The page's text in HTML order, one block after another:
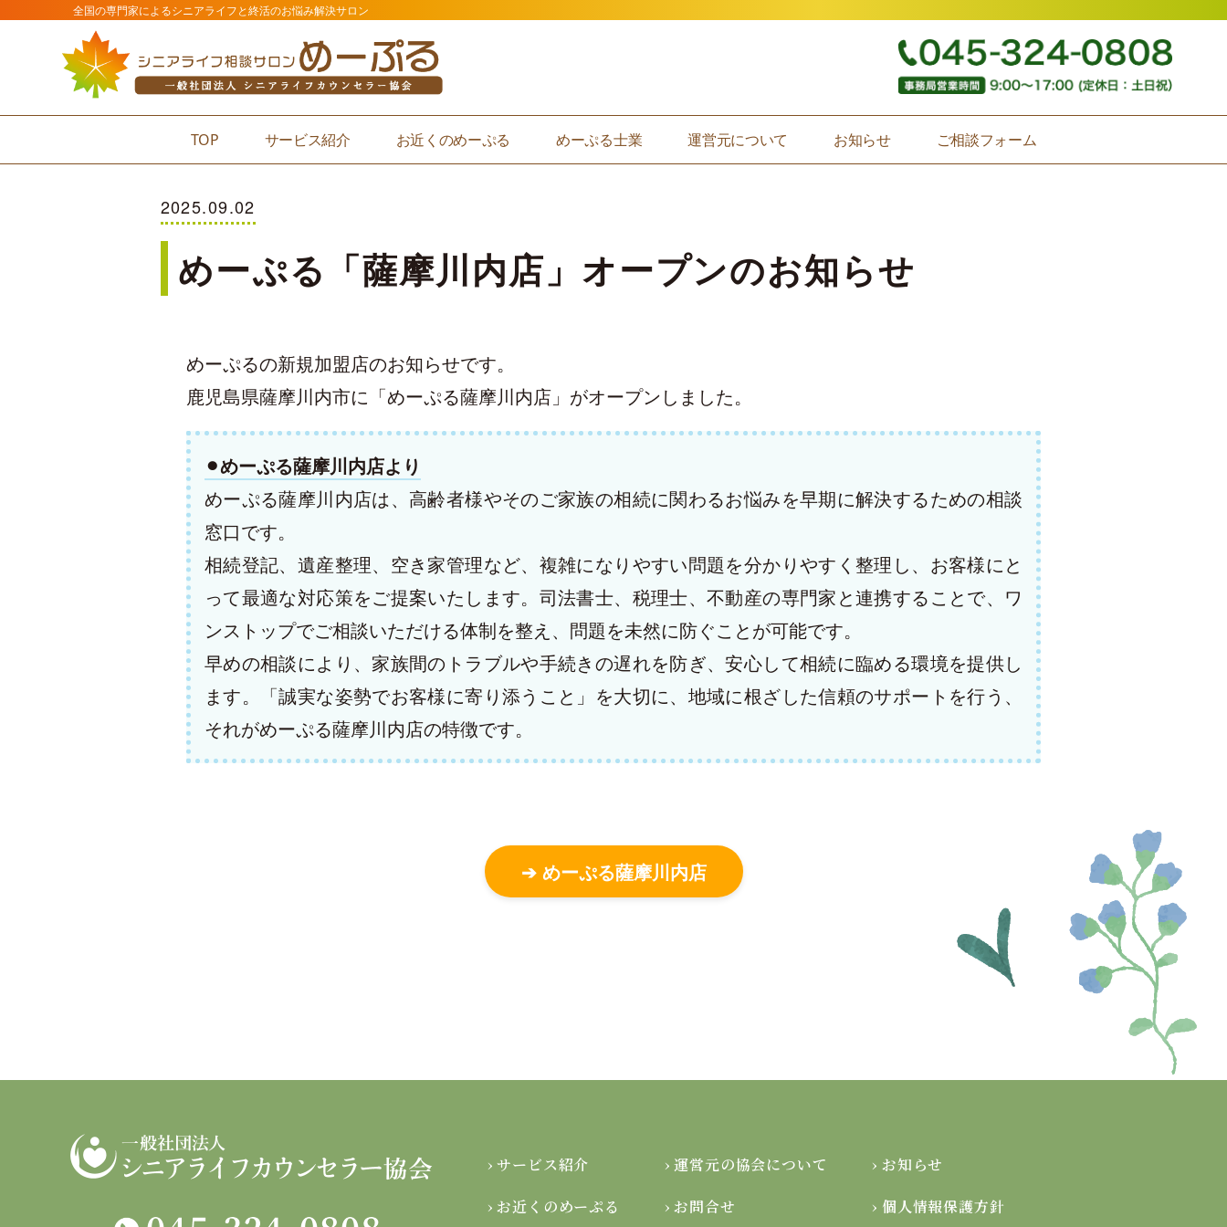
全国の専門家によるシニアライフと終活のお悩み解決サロン
TOP サービス紹介 お近くのめーぷる めーぷる士業 運営元について お知らせ ご相談フォーム
2025.09.02
めーぷる「薩摩川内店」オープンのお知らせ
めーぷるの新規加盟店のお知らせです。
鹿児島県薩摩川内市に「めーぷる薩摩川内店」がオープンしました。
⚫︎めーぷる薩摩川内店より
めーぷる薩摩川内店は、高齢者様やそのご家族の相続に関わるお悩みを早期に解決するための相談
窓口です。
相続登記、遺産整理、空き家管理など、複雑になりやすい問題を分かりやすく整理し、お客様にと
って最適な対応策をご提案いたします。司法書士、税理士、不動産の専門家と連携することで、ワ
ンストップでご相談いただける体制を整え、問題を未然に防ぐことが可能です。
早めの相談により、家族間のトラブルや手続きの遅れを防ぎ、安心して相続に臨める環境を提供し
ます。「誠実な姿勢でお客様に寄り添うこと」を大切に、地域に根ざした信頼のサポートを行う、
それがめーぷる薩摩川内店の特徴です。
➔ めーぷる薩摩川内店
› サービス紹介
› お近くのめーぷる
› 運営元の協会について
› お問合せ
› お知らせ
› 個人情報保護方針